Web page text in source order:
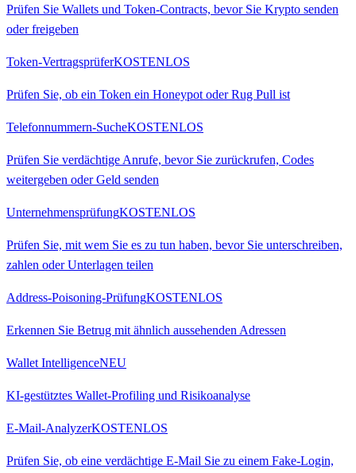
Prüfen Sie Wallets und Token-Contracts, bevor Sie Krypto senden
oder freigeben
Token-VertragsprüferKOSTENLOS
Prüfen Sie, ob ein Token ein Honeypot oder Rug Pull ist
Telefonnummern-SucheKOSTENLOS
Prüfen Sie verdächtige Anrufe, bevor Sie zurückrufen, Codes
weitergeben oder Geld senden
UnternehmensprüfungKOSTENLOS
Prüfen Sie, mit wem Sie es zu tun haben, bevor Sie unterschreiben,
zahlen oder Unterlagen teilen
Address-Poisoning-PrüfungKOSTENLOS
Erkennen Sie Betrug mit ähnlich aussehenden Adressen
Wallet IntelligenceNEU
KI-gestütztes Wallet-Profiling und Risikoanalyse
E-Mail-AnalyzerKOSTENLOS
Prüfen Sie, ob eine verdächtige E-Mail Sie zu einem Fake-Login,